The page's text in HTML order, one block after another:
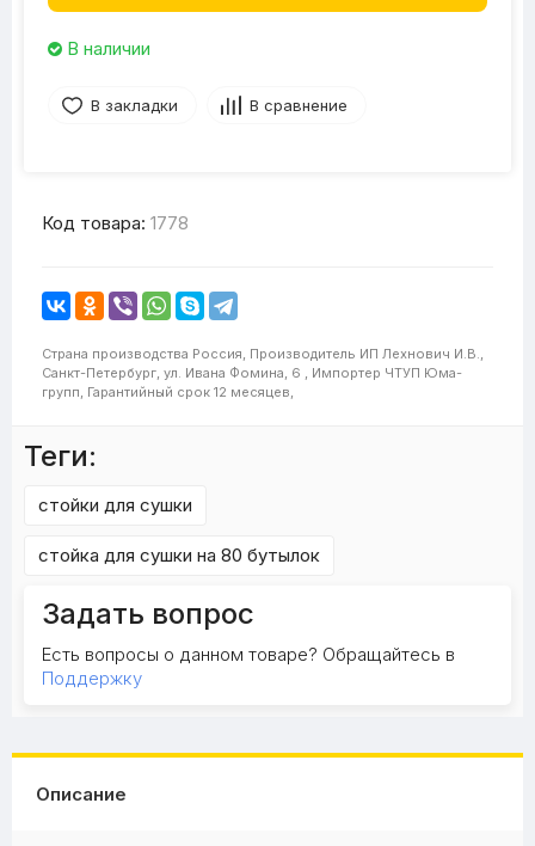
В наличии
В закладки В сравнение
Код товара: 1778
Страна производства Россия, Производитель ИП Лехнович И.В.,
Санкт-Петербург, ул. Ивана Фомина, 6 , Импортер ЧТУП Юма-
групп, Гарантийный срок 12 месяцев,
Теги:
стойки для сушки
стойка для сушки на 80 бутылок
Задать вопрос
Есть вопросы о данном товаре? Обращайтесь в
Поддержку
Описание